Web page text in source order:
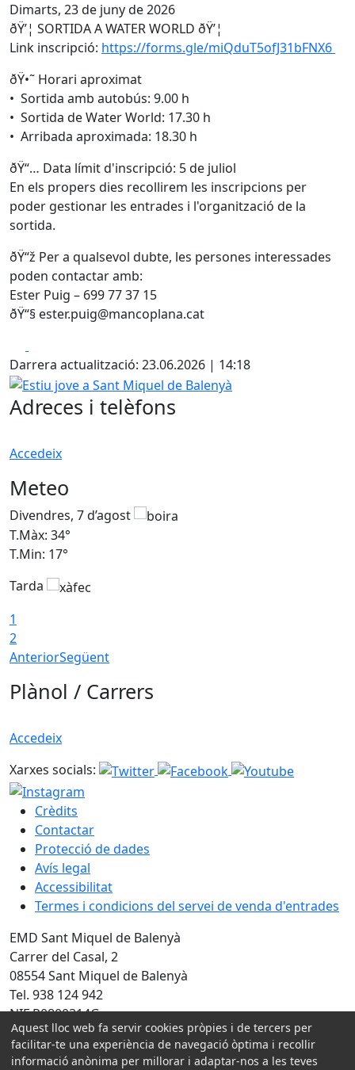
Dimarts, 23 de juny de 2026
ðŸ’¦ SORTIDA A WATER WORLD ðŸ’¦
Link inscripció: https://forms.gle/miQduT5ofJ31bFNX6
ðŸ•˜ Horari aproximat
• Sortida amb autobús: 9.00 h
• Sortida de Water World: 17.30 h
• Arribada aproximada: 18.30 h
ðŸ“… Data límit d'inscripció: 5 de juliol
En els propers dies recollirem les inscripcions per
poder gestionar les entrades i l'organització de la
sortida.
ðŸ“ž Per a qualsevol dubte, les persones interessades
poden contactar amb:
Ester Puig – 699 77 37 15
ðŸ“§ ester.puig@mancoplana.cat
Darrera actualització: 23.06.2026 | 14:18
Estiu jove a Sant Miquel de Balenyà
Adreces i telèfons
Accedeix
Meteo
Divendres, 7 d’agost
T.Màx: 34°
T.Min: 17°
Tarda
1
2
AnteriorSegüent
Plànol / Carrers
Accedeix
Xarxes socials:
Crèdits
Contactar
Protecció de dades
Avís legal
Accessibilitat
Termes i condicions del servei de venda d'entrades
EMD Sant Miquel de Balenyà
Carrer del Casal, 2
08554 Sant Miquel de Balenyà
Tel. 938 124 942
NIF P0800314G
Amb la col·laboració de:
Aquest lloc web fa servir cookies pròpies i de tercers per
facilitar-te una experiència de navegació òptima i recollir
informació anònima per millorar i adaptar-nos a les teves